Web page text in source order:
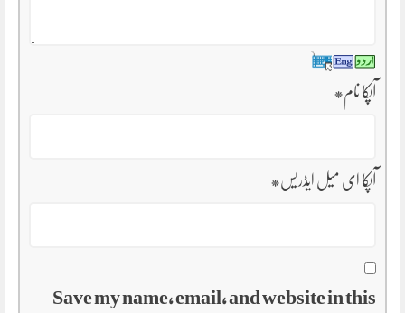
آپکا نام*
آپکا ای میل ایڈریس*
Save my name, email, and website in this